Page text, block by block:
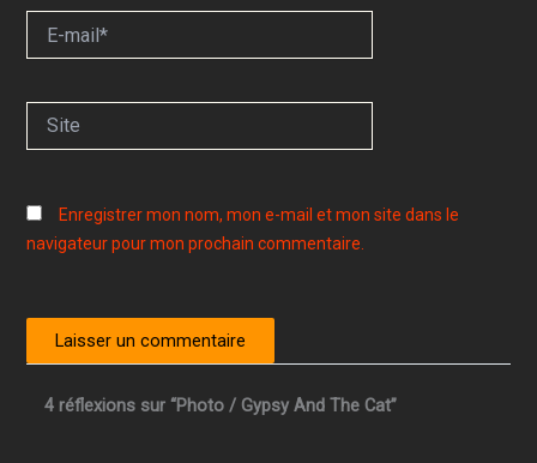
mail*
Enregistrer mon nom, mon e-mail et mon site dans le
navigateur pour mon prochain commentaire.
4 réflexions sur “Photo / Gypsy And The Cat”